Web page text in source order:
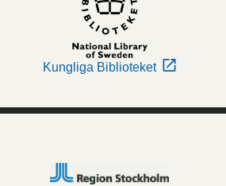
Kungliga Biblioteket